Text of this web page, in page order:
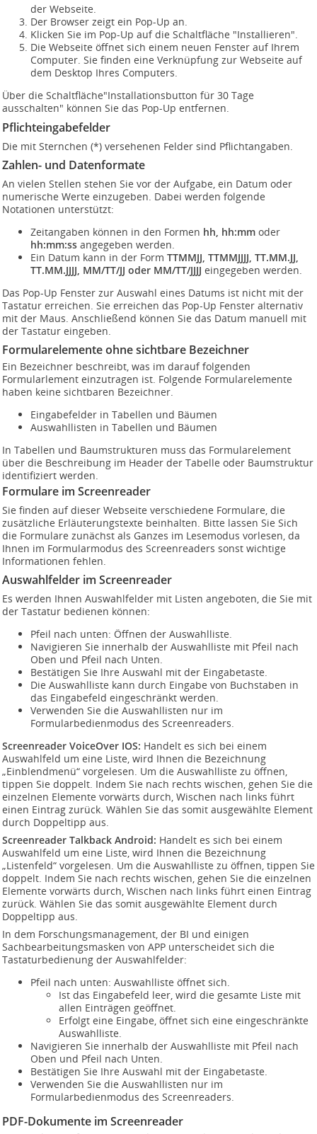
der Webseite.
Der Browser zeigt ein Pop-Up an.
Klicken Sie im Pop-Up auf die Schaltfläche "Installieren".
Die Webseite öffnet sich einem neuen Fenster auf Ihrem
Computer. Sie finden eine Verknüpfung zur Webseite auf
dem Desktop Ihres Computers.
Über die Schaltfläche"Installationsbutton für 30 Tage
ausschalten" können Sie das Pop-Up entfernen.
Pflichteingabefelder
Die mit Sternchen (*) versehenen Felder sind Pflichtangaben.
Zahlen- und Datenformate
An vielen Stellen stehen Sie vor der Aufgabe, ein Datum oder
numerische Werte einzugeben. Dabei werden folgende
Notationen unterstützt:
Zeitangaben können in den Formen hh, hh:mm oder
hh:mm:ss angegeben werden.
Ein Datum kann in der Form TTMMJJ, TTMMJJJJ, TT.MM.JJ,
TT.MM.JJJJ, MM/TT/JJ oder MM/TT/JJJJ eingegeben werden.
Das Pop-Up Fenster zur Auswahl eines Datums ist nicht mit der
Tastatur erreichen. Sie erreichen das Pop-Up Fenster alternativ
mit der Maus. Anschließend können Sie das Datum manuell mit
der Tastatur eingeben.
Formularelemente ohne sichtbare Bezeichner
Ein Bezeichner beschreibt, was im darauf folgenden
Formularlement einzutragen ist. Folgende Formularelemente
haben keine sichtbaren Bezeichner.
Eingabefelder in Tabellen und Bäumen
Auswahllisten in Tabellen und Bäumen
In Tabellen und Baumstrukturen muss das Formularelement
über die Beschreibung im Header der Tabelle oder Baumstruktur
identifiziert werden.
Formulare im Screenreader
Sie finden auf dieser Webseite verschiedene Formulare, die
zusätzliche Erläuterungstexte beinhalten. Bitte lassen Sie Sich
die Formulare zunächst als Ganzes im Lesemodus vorlesen, da
Ihnen im Formularmodus des Screenreaders sonst wichtige
Informationen fehlen.
Auswahlfelder im Screenreader
Es werden Ihnen Auswahlfelder mit Listen angeboten, die Sie mit
der Tastatur bedienen können:
Pfeil nach unten: Öffnen der Auswahlliste.
Navigieren Sie innerhalb der Auswahlliste mit Pfeil nach
Oben und Pfeil nach Unten.
Bestätigen Sie Ihre Auswahl mit der Eingabetaste.
Die Auswahlliste kann durch Eingabe von Buchstaben in
das Eingabefeld eingeschränkt werden.
Verwenden Sie die Auswahllisten nur im
Formularbedienmodus des Screenreaders.
Screenreader VoiceOver IOS: Handelt es sich bei einem
Auswahlfeld um eine Liste, wird Ihnen die Bezeichnung
„Einblendmenü“ vorgelesen. Um die Auswahlliste zu öffnen,
tippen Sie doppelt. Indem Sie nach rechts wischen, gehen Sie die
einzelnen Elemente vorwärts durch, Wischen nach links führt
einen Eintrag zurück. Wählen Sie das somit ausgewählte Element
durch Doppeltipp aus.
Screenreader Talkback Android: Handelt es sich bei einem
Auswahlfeld um eine Liste, wird Ihnen die Bezeichnung
„Listenfeld“ vorgelesen. Um die Auswahlliste zu öffnen, tippen Sie
doppelt. Indem Sie nach rechts wischen, gehen Sie die einzelnen
Elemente vorwärts durch, Wischen nach links führt einen Eintrag
zurück. Wählen Sie das somit ausgewählte Element durch
Doppeltipp aus.
In dem Forschungsmanagement, der BI und einigen
Sachbearbeitungsmasken von APP unterscheidet sich die
Tastaturbedienung der Auswahlfelder:
Pfeil nach unten: Auswahlliste öffnet sich.
Ist das Eingabefeld leer, wird die gesamte Liste mit
allen Einträgen geöffnet.
Erfolgt eine Eingabe, öffnet sich eine eingeschränkte
Auswahlliste.
Navigieren Sie innerhalb der Auswahlliste mit Pfeil nach
Oben und Pfeil nach Unten.
Bestätigen Sie Ihre Auswahl mit der Eingabetaste.
Verwenden Sie die Auswahllisten nur im
Formularbedienmodus des Screenreaders.
PDF-Dokumente im Screenreader